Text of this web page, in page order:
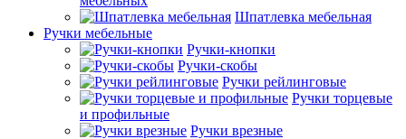
Шпатлевка мебельная
Ручки мебельные
Ручки-кнопки
Ручки-скобы
Ручки рейлинговые
Ручки торцевые
и профильные
Ручки врезные